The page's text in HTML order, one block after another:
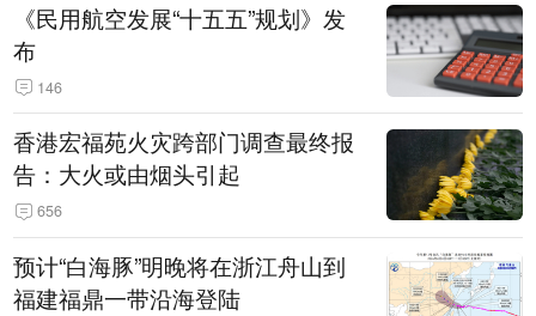
《民用航空发展“十五五”规划》发
布
146
香港宏福苑火灾跨部门调查最终报
告：大火或由烟头引起
656
预计“白海豚”明晚将在浙江舟山到
福建福鼎一带沿海登陆